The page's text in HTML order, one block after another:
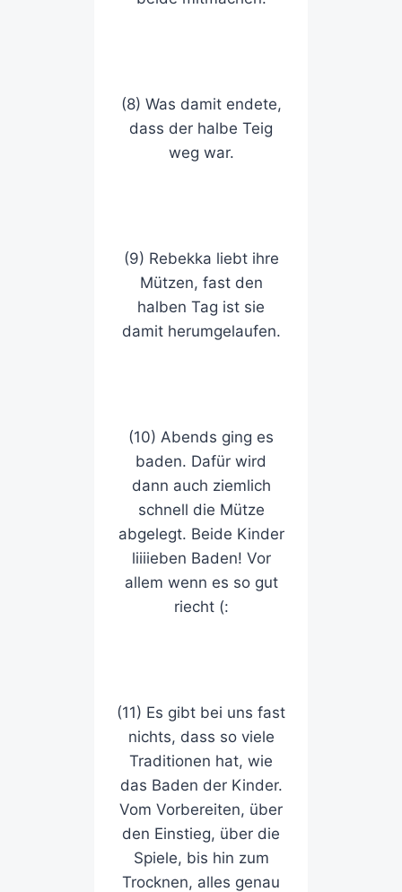
(8) Was damit endete,
dass der halbe Teig
weg war.
(9) Rebekka liebt ihre
Mützen, fast den
halben Tag ist sie
damit herumgelaufen.
(10) Abends ging es
baden. Dafür wird
dann auch ziemlich
schnell die Mütze
abgelegt. Beide Kinder
liiiieben Baden! Vor
allem wenn es so gut
riecht (:
(11) Es gibt bei uns fast
nichts, dass so viele
Traditionen hat, wie
das Baden der Kinder.
Vom Vorbereiten, über
den Einstieg, über die
Spiele, bis hin zum
Trocknen, alles genau